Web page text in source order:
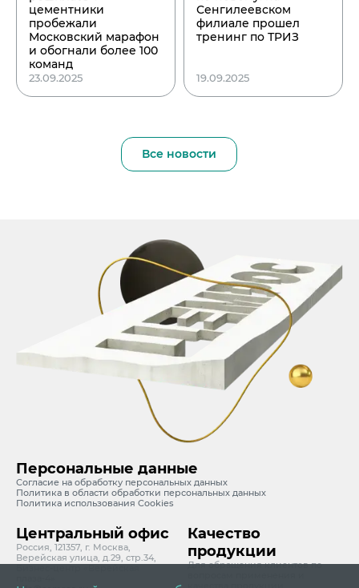
цементники
пробежали
Московский марафон
и обогнали более 100
команд
23.09.2025
Сенгилеевском
филиале прошел
тренинг по ТРИЗ
19.09.2025
Все новости
Персональные данные
Согласие на обработку персональных данных
Политика в области обработки персональных данных
Политика использования Cookies
Центральный офис
Россия, 121357, г. Москва,
Верейская улица, д.29, стр.34,
Качество
продукции
Для обращения клиентов по